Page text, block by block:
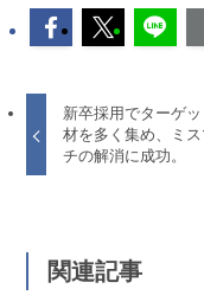
新卒採用でターゲッ
材を多く集め、ミス
チの解消に成功。
関連記事